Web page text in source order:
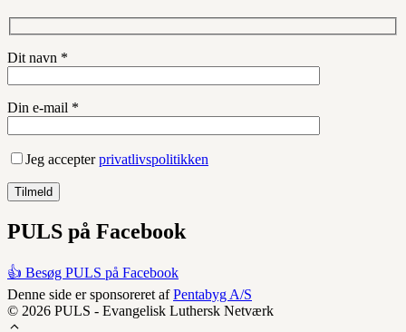
Dit navn *
Din e-mail *
Jeg accepterprivatlivspolitikken
PULS på Facebook
👍 Besøg PULS på Facebook
Denne side er sponsoreret afPentabyg A/S
© 2026 PULS - Evangelisk Luthersk Netværk